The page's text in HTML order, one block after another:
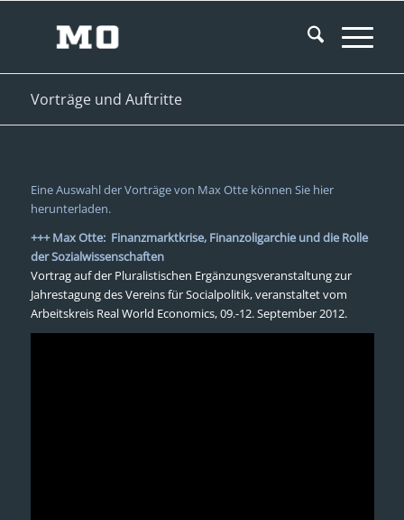
Vorträge und Auftritte
Eine Auswahl der Vorträge von Max Otte können Sie hier
herunterladen.
+++ Max Otte: Finanzmarktkrise, Finanzoligarchie und die Rolle
der Sozialwissenschaften
Vortrag auf der Pluralistischen Ergänzungsveranstaltung zur
Jahrestagung des Vereins für Socialpolitik, veranstaltet vom
Arbeitskreis Real World Economics, 09.-12. September 2012.